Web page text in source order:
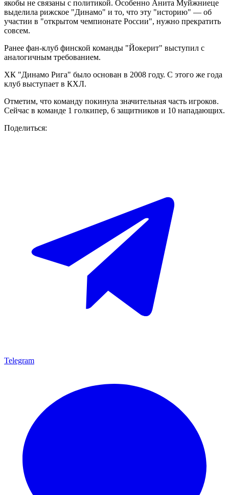
якобы не связаны с политикой. Особенно Анита Муйжниеце
выделила рижское "Динамо" и то, что эту "историю" — об
участии в "открытом чемпионате России", нужно прекратить
совсем.
Ранее фан-клуб финской команды "Йокерит" выступил с
аналогичным требованием.
ХК "Динамо Рига" было основан в 2008 году. С этого же года
клуб выступает в КХЛ.
Отметим, что команду покинула значительная часть игроков.
Сейчас в команде 1 голкипер, 6 защитников и 10 нападающих.
Поделиться:
Telegram